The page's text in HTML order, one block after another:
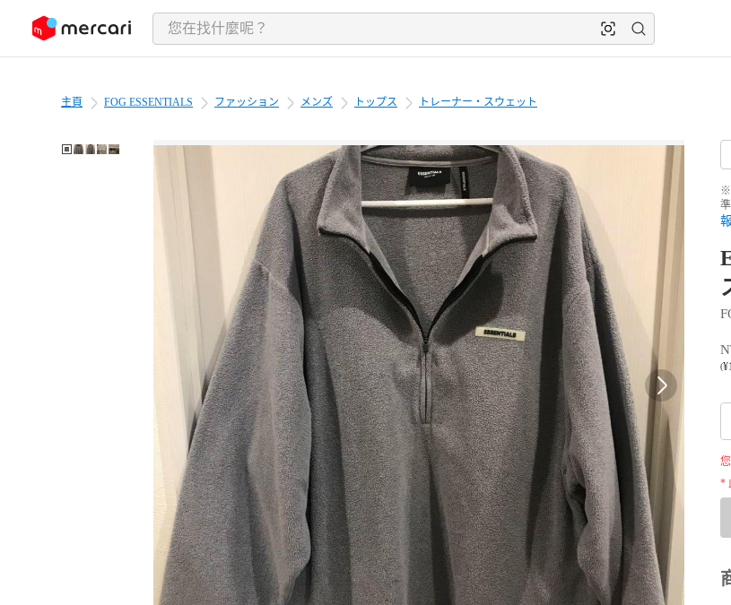
至內容
主頁 FOG ESSENTIALS ファッション メンズ トップス トレーナー・スウェット
※
(¥
*